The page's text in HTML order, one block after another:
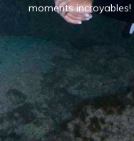
moments incroyables!